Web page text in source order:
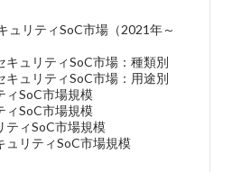
ュリティSoC市場（2021年～
キュリティSoC市場：種類別
キュリティSoC市場：用途別
ィSoC市場規模
ィSoC市場規模
ティSoC市場規模
ュリティSoC市場規模